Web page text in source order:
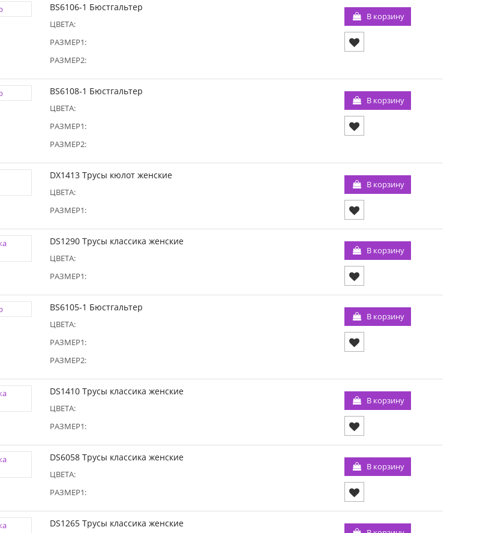
BS6106-1 Бюстгальтер
ЦВЕТА:
РАЗМЕР1:
РАЗМЕР2:
В корзину
BS6108-1 Бюстгальтер
ЦВЕТА:
РАЗМЕР1:
РАЗМЕР2:
В корзину
DX1413 Трусы кюлот женские
ЦВЕТА:
РАЗМЕР1:
В корзину
DS1290 Трусы классика женские
ЦВЕТА:
РАЗМЕР1:
В корзину
BS6105-1 Бюстгальтер
ЦВЕТА:
РАЗМЕР1:
РАЗМЕР2:
В корзину
DS1410 Трусы классика женские
ЦВЕТА:
РАЗМЕР1:
В корзину
DS6058 Трусы классика женские
ЦВЕТА:
РАЗМЕР1:
В корзину
DS1265 Трусы классика женские